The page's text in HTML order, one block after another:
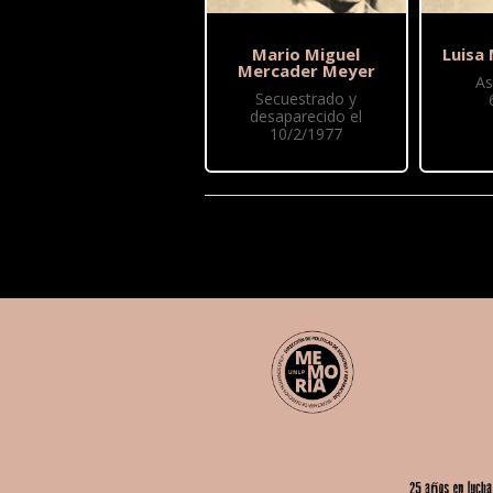
Mario Miguel
Mercader Meyer
Secuestrado y
desaparecido el
10/2/1977
Luisa